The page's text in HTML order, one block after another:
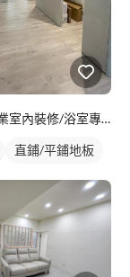
煌家實業室內裝修/浴室專精/統包工程
直鋪/平鋪地板